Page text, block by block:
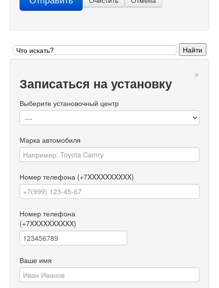
×
Записаться на установку
Выберите установочный центр
Марка автомобиля
Номер телефона (+7XXXXXXXXXX)
Номер телефона
(+7XXXXXXXXXX)
Ваше имя